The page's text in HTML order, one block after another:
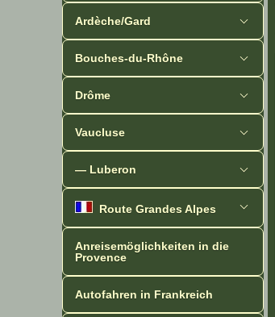
Ardèche/Gard
Bouches-du-Rhône
Drôme
Vaucluse
— Luberon
Route Grandes Alpes
Anreisemöglichkeiten in die
Provence
Autofahren in Frankreich